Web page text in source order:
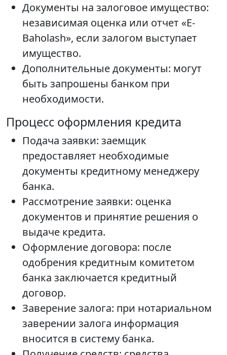
Документы на залоговое имущество:
независимая оценка или отчет «E-
Baholash», если залогом выступает
имущество.
Дополнительные документы: могут
быть запрошены банком при
необходимости.
Процесс оформления кредита
Подача заявки: заемщик
предоставляет необходимые
документы кредитному менеджеру
банка.
Рассмотрение заявки: оценка
документов и принятие решения о
выдаче кредита.
Оформление договора: после
одобрения кредитным комитетом
банка заключается кредитный
договор.
Заверение залога: при нотариальном
заверении залога информация
вносится в систему банка.